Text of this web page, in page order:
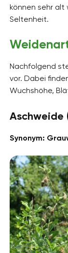
können sehr alt
Seltenheit.
Nachfolgend
vor. Dabei
Wuchshöhe,
Aschweide
Synonym: